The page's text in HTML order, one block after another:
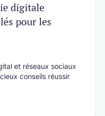
digitale
pour les
et réseaux sociaux
conseils réussir